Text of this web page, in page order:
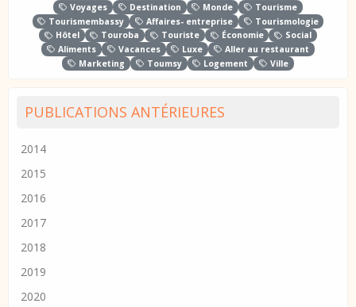
Voyages Destination Monde
Tourisme
Tourismembassy
Affaires- entreprise
Tourismologie
Hôtel
Touroba Touriste Économie
Social
Aliments
Vacances Luxe
Aller au restaurant
Marketing
Toumsy Logement Ville
PUBLICATIONS ANTÉRIEURES
2014
2015
2016
2017
2018
2019
2020